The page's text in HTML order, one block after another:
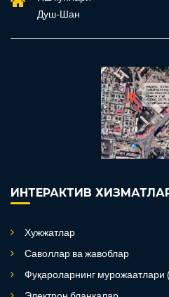
Душ-Шан
ИНТЕРАКТИВ
Хужжатлар
Саволлар ва жавоблар
Фуқароларнинг мурожаатлари